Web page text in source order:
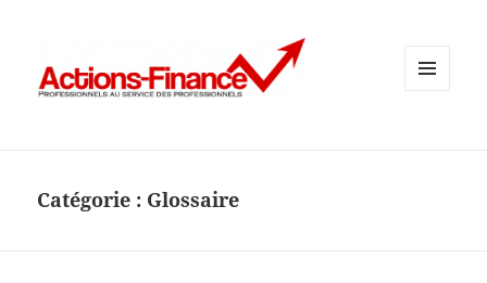
Catégorie : Glossaire